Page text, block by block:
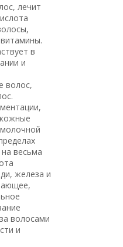
лечит
в
и
волос,
весьма
железа и
волосами
и